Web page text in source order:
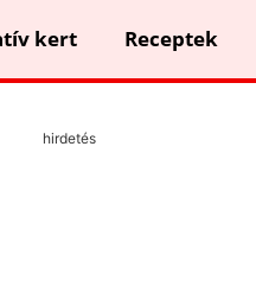
kert Receptek
hirdetés